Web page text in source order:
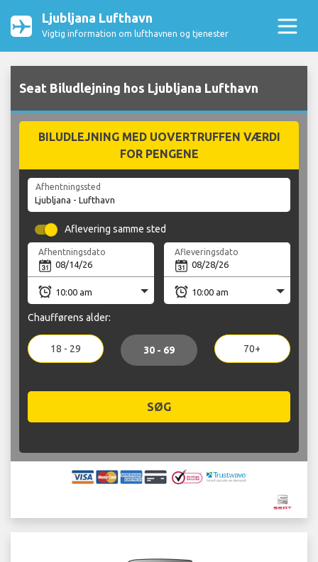
Ljubljana Lufthavn
Vigtig information om lufthavnen og tjenester
Seat Biludlejning hos Ljubljana Lufthavn
BILUDLEJNING MED UOVERTRUFFEN VÆRDI
FOR PENGENE
Afhentningssted
Aflevering samme sted
Afhentningsdato Afleveringsdato
Chaufførens alder:
18 - 29 30 - 69 70+
SØG